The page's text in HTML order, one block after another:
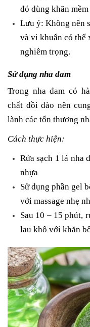
đó dùng khăn
Lưu ý: Không nên
và vi khuẩn có thể
nghiêm trọng.
Sử dụng nha đam
Trong nha đam có
chất dồi dào nên
lành các tổn thương
Cách thực hiện:
Rửa sạch 1 lá nha
nhựa
Sử dụng phần gel
với massage nhẹ
Sau 10 – 15 phút,
lau khô với khăn